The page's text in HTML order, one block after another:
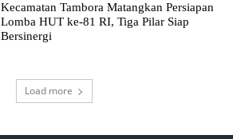
Kecamatan Tambora Matangkan Persiapan
Lomba HUT ke-81 RI, Tiga Pilar Siap
Bersinergi
Load more